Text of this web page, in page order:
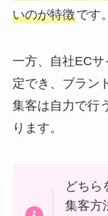
いのが特徴です。
一方、自社EC
定でき、ブラン
集客は自力で行
ります。
どちら
集客方